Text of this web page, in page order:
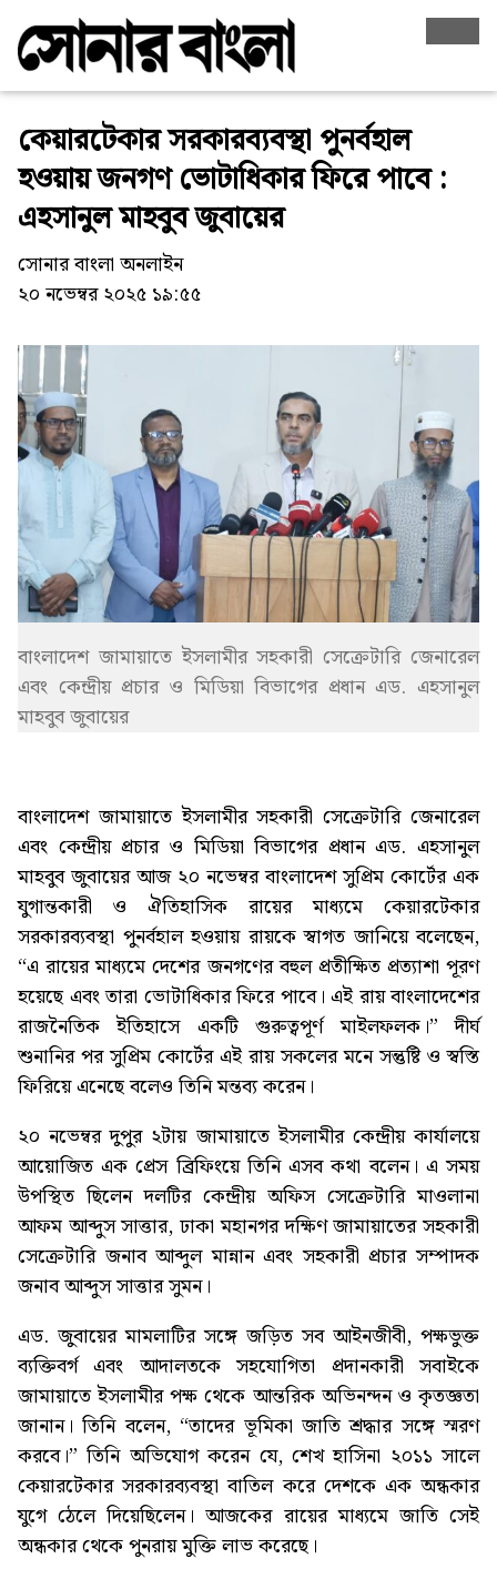
কেয়ারটেকার সরকারব্যবস্থা পুনর্বহাল
হওয়ায় জনগণ ভোটাধিকার ফিরে পাবে :
এহসানুল মাহবুব জুবায়ের
সোনার বাংলা অনলাইন
২০ নভেম্বর ২০২৫ ১৯:৫৫
বাংলাদেশ জামায়াতে ইসলামীর সহকারী সেক্রেটারি জেনারেল
এবং কেন্দ্রীয় প্রচার ও মিডিয়া বিভাগের প্রধান এড. এহসানুল
মাহবুব জুবায়ের
বাংলাদেশ জামায়াতে ইসলামীর সহকারী সেক্রেটারি জেনারেল
এবং কেন্দ্রীয় প্রচার ও মিডিয়া বিভাগের প্রধান এড. এহসানুল
মাহবুব জুবায়ের আজ ২০ নভেম্বর বাংলাদেশ সুপ্রিম কোর্টের এক
যুগান্তকারী ও ঐতিহাসিক রায়ের মাধ্যমে কেয়ারটেকার
সরকারব্যবস্থা পুনর্বহাল হওয়ায় রায়কে স্বাগত জানিয়ে বলেছেন,
“এ রায়ের মাধ্যমে দেশের জনগণের বহুল প্রতীক্ষিত প্রত্যাশা পূরণ
হয়েছে এবং তারা ভোটাধিকার ফিরে পাবে। এই রায় বাংলাদেশের
রাজনৈতিক ইতিহাসে একটি গুরুত্বপূর্ণ মাইলফলক।” দীর্ঘ
শুনানির পর সুপ্রিম কোর্টের এই রায় সকলের মনে সন্তুষ্টি ও স্বস্তি
ফিরিয়ে এনেছে বলেও তিনি মন্তব্য করেন।
২০ নভেম্বর দুপুর ২টায় জামায়াতে ইসলামীর কেন্দ্রীয় কার্যালয়ে
আয়োজিত এক প্রেস ব্রিফিংয়ে তিনি এসব কথা বলেন। এ সময়
উপস্থিত ছিলেন দলটির কেন্দ্রীয় অফিস সেক্রেটারি মাওলানা
আফম আব্দুস সাত্তার, ঢাকা মহানগর দক্ষিণ জামায়াতের সহকারী
সেক্রেটারি জনাব আব্দুল মান্নান এবং সহকারী প্রচার সম্পাদক
জনাব আব্দুস সাত্তার সুমন।
এড. জুবায়ের মামলাটির সঙ্গে জড়িত সব আইনজীবী, পক্ষভুক্ত
ব্যক্তিবর্গ এবং আদালতকে সহযোগিতা প্রদানকারী সবাইকে
জামায়াতে ইসলামীর পক্ষ থেকে আন্তরিক অভিনন্দন ও কৃতজ্ঞতা
জানান। তিনি বলেন, “তাদের ভূমিকা জাতি শ্রদ্ধার সঙ্গে স্মরণ
করবে।” তিনি অভিযোগ করেন যে, শেখ হাসিনা ২০১১ সালে
কেয়ারটেকার সরকারব্যবস্থা বাতিল করে দেশকে এক অন্ধকার
যুগে ঠেলে দিয়েছিলেন। আজকের রায়ের মাধ্যমে জাতি সেই
অন্ধকার থেকে পুনরায় মুক্তি লাভ করেছে।